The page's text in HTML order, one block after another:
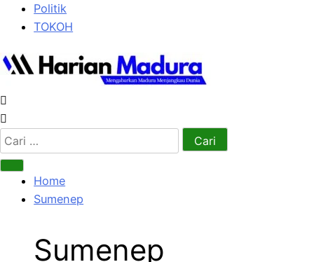
Politik
TOKOH
Cari
untuk:
Home
Sumenep
Sumenep